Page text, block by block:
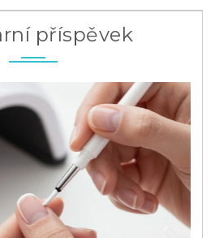
příspěvek